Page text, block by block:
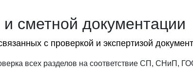
и сметной документации
с проверкой и экспертизой
всех разделов на соответствие СП, СНиП,